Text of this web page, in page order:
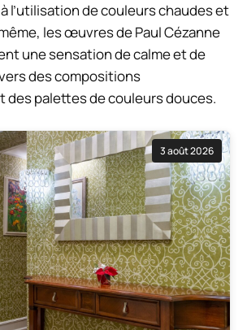
l’utilisation de couleurs chaudes et
les œuvres de Paul Cézanne
une sensation de calme et de
des compositions
des palettes de couleurs douces.
3 août 2026